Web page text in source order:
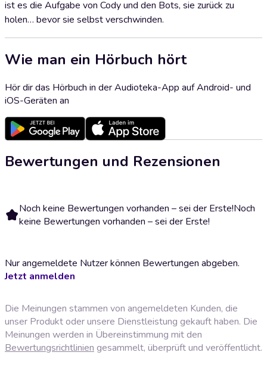
ist es die Aufgabe von Cody und den Bots, sie zurück zu
holen… bevor sie selbst verschwinden.
Wie man ein Hörbuch hört
Hör dir das Hörbuch in der Audioteka-App auf Android- und
iOS-Geräten an
Bewertungen und Rezensionen
Noch keine Bewertungen vorhanden – sei der Erste!Noch
keine Bewertungen vorhanden – sei der Erste!
Nur angemeldete Nutzer können Bewertungen abgeben.
Jetzt anmelden
Die Meinungen stammen von angemeldeten Kunden, die
unser Produkt oder unsere Dienstleistung gekauft haben. Die
Meinungen werden in Übereinstimmung mit den
Bewertungsrichtlinien gesammelt, überprüft und veröffentlicht.